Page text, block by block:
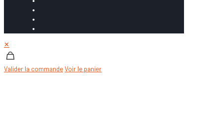
✕
Valider la commandeVoir le panier